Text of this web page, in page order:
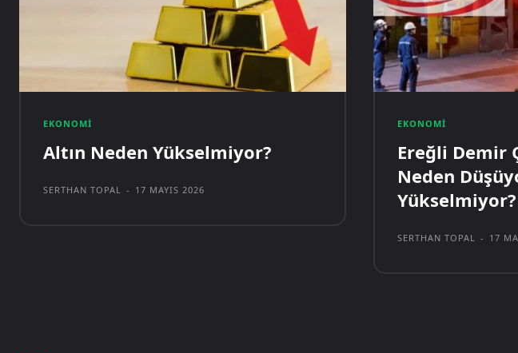
EKONOMI
Altın Neden Yükselmiyor?
SERTHAN TOPAL - 17 MAYIS 2026
EKONOMI
Ereğli Demir
Neden
Yükselmiyor?
SERTHAN TOPAL - 17